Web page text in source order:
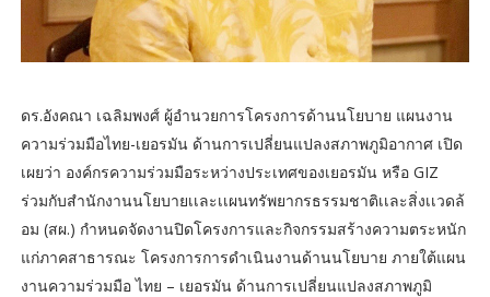
ดร.อังคณา เฉลิมพงศ์ ผู้อำนวยการโครงการด้านนโยบาย แผนงาน
ความร่วมมือไทย-เยอรมัน ด้านการเปลี่ยนแปลงสภาพภูมิอากาศ เปิด
เผยว่า องค์กรความร่วมมือระหว่างประเทศของเยอรมัน หรือ GIZ
ร่วมกับสำนักงานนโยบายเเละเเผนทรัพยากรธรรมชาติเเละสิ่งเเวดล้
อม (สผ.) กำหนดจัดงานปิดโครงการและกิจกรรมสร้างความตระหนัก
แก่ภาคสาธารณะ โครงการการดำเนินงานด้านนโยบาย ภายใต้แผน
งานความร่วมมือ ไทย – เยอรมัน ด้านการเปลี่ยนแปลงสภาพภูมิ